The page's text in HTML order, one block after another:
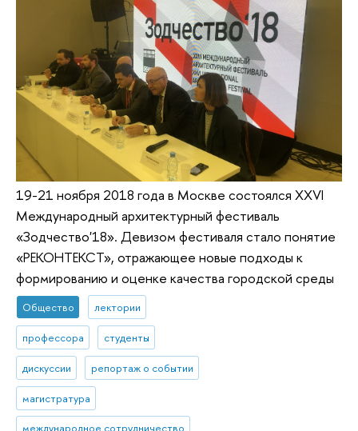
19-21 ноября 2018 года в Москве состоялся XXVI
Международный архитектурный фестиваль
«Зодчество'18». Девизом фестиваля стало понятие
«РЕКОНТЕКСТ», отражающее новые подходы к
формированию и оценке качества городской среды
Общество лектории
профессора студенты
дискуссии репортаж о событии
магистратура